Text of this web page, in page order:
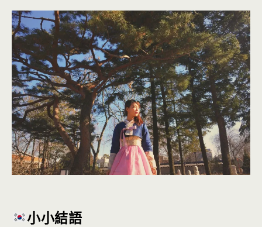
小小結語